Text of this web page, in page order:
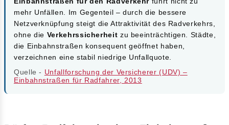
mehr Unfällen. Im Gegenteil – durch die bessere
Netzverknüpfung steigt die Attraktivität des Radverkehrs,
ohne die Verkehrssicherheit zu beeinträchtigen. Städte,
die Einbahnstraßen konsequent geöffnet haben,
verzeichnen eine stabil niedrige Unfallquote.
Quelle - Unfallforschung der Versicherer (UDV) –
Einbahnstraßen für Radfahrer, 2013